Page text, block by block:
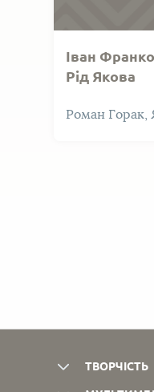
Іван
Рід Якова
Роман Горак,
ТВОРЧІСТЬ